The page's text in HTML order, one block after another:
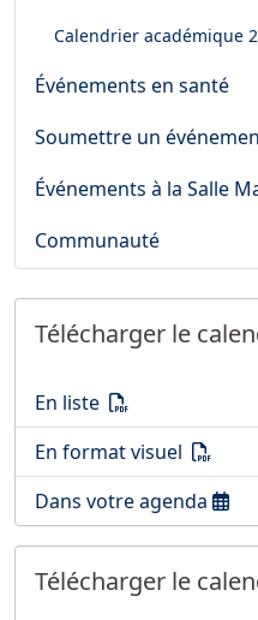
Calendrier académique
Événements en santé
Soumettre un
Événements à la Salle
Communauté
Télécharger le
Télécharger le calendrier
En liste (PDF)
Télécharger le calendrier
En format visuel (PDF)
Ouvrir le calendrier 2026-
Dans votre agenda
Télécharger le